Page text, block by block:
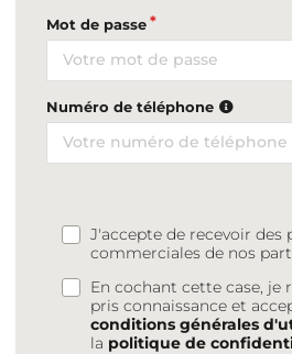
Mot de passe
Numéro de téléphone
J'accepte de recevoir des
commerciales de nos
En cochant cette case, je
pris connaissance et
conditions générales
la politique de